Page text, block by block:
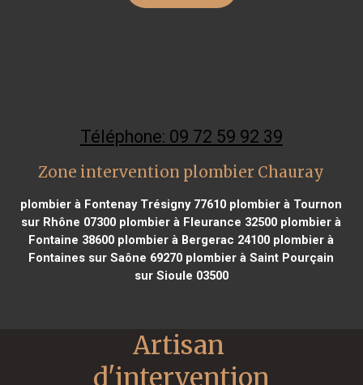
Téléphone: 09 72 59 92 39
Zone intervention plombier Chauray
plombier à Fontenay Trésigny 77610 plombier à Tournon
sur Rhône 07300 plombier à Fleurance 32500 plombier à
Fontaine 38600 plombier à Bergerac 24100 plombier à
Fontaines sur Saône 69270 plombier à Saint Pourçain
sur Sioule 03500
Artisan
d'intervention